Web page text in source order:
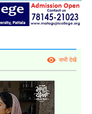
सभी देखें